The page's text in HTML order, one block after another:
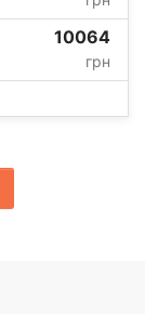
10064
грн